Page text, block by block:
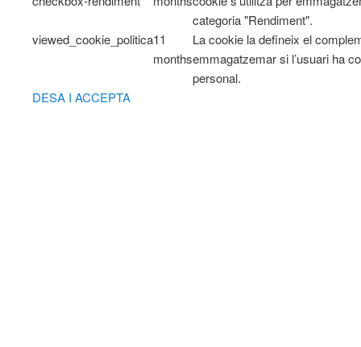
categoria "Rendiment".
viewed_cookie_politica11
months
La cookie la defineix el
emmagatzemar si l’usuari ha
personal.
DESA I ACCEPTA